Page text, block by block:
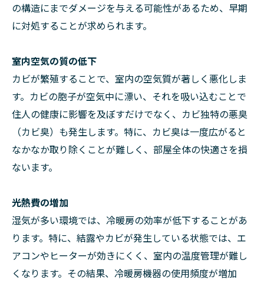
の構造にまでダメージを与える可能性があるため、早期
に対処することが求められます。
室内空気の質の低下
カビが繁殖することで、室内の空気質が著しく悪化しま
す。カビの胞子が空気中に漂い、それを吸い込むことで
住人の健康に影響を及ぼすだけでなく、カビ独特の悪臭
（カビ臭）も発生します。特に、カビ臭は一度広がると
なかなか取り除くことが難しく、部屋全体の快適さを損
ないます。
光熱費の増加
湿気が多い環境では、冷暖房の効率が低下することがあ
ります。特に、結露やカビが発生している状態では、エ
アコンやヒーターが効きにくく、室内の温度管理が難し
くなります。その結果、冷暖房機器の使用頻度が増加